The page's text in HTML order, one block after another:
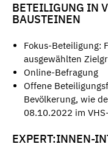
BETEILIGUNG IN
BAUSTEINEN
Fokus-Beteiligung:
ausgewählten
Online-Befragung
Offene
Bevölkerung, wie
08.10.2022 im
EXPERT:INNEN-